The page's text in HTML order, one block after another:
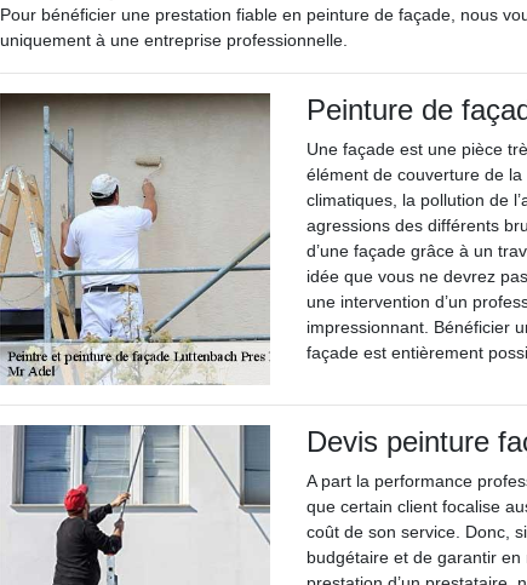
Pour bénéficier une prestation fiable en peinture de façade, nous
uniquement à une entreprise professionnelle.
Peinture de
Une façade est une pièce
élément de couverture de
climatiques, la pollution de
agressions des différents
d’une façade grâce à un
idée que vous ne devrez
une intervention d’un
impressionnant. Bénéficier
façade est entièrement
Devis peinture
A part la performance
que certain client focalise
coût de son service. Donc,
budgétaire et de garantir